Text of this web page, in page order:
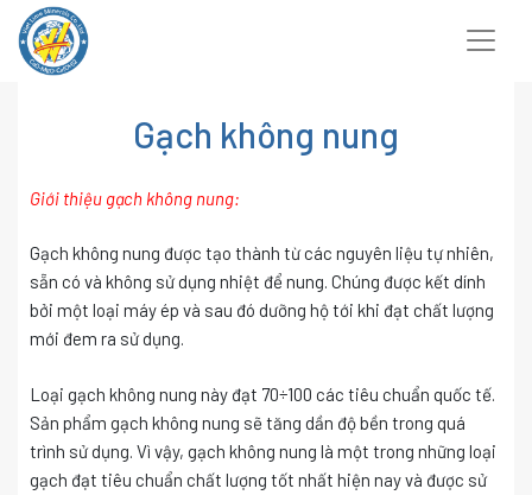
Chuyển
đến
Gạch không nung
Giới thiệu gạch không nung:
Gạch không nung được tạo thành từ các nguyên liệu tự nhiên,
sẵn có và không sử dụng nhiệt để nung. Chúng được kết dính
bởi một loại máy ép và sau đó dưỡng hộ tới khi đạt chất lượng
mới đem ra sử dụng.
Loại gạch không nung này đạt 70÷100 các tiêu chuẩn quốc tế.
Sản phẩm gạch không nung sẽ tăng dần độ bền trong quá
trình sử dụng. Vì vậy, gạch không nung là một trong những loại
gạch đạt tiêu chuẩn chất lượng tốt nhất hiện nay và được sử